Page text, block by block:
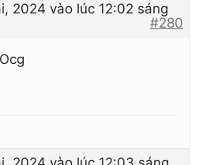
2024 vào lúc 12:02 sáng
#280